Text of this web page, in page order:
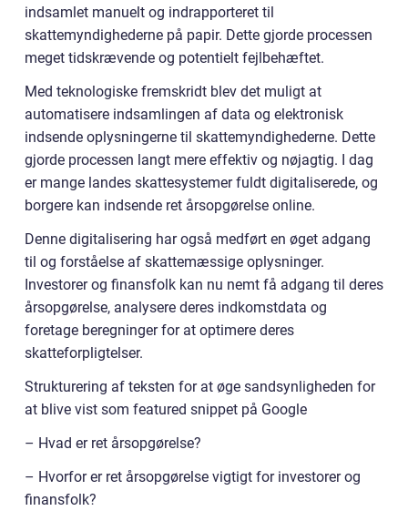
indsamlet manuelt og indrapporteret til
skattemyndighederne på papir. Dette gjorde processen
meget tidskrævende og potentielt fejlbehæftet.
Med teknologiske fremskridt blev det muligt at
automatisere indsamlingen af data og elektronisk
indsende oplysningerne til skattemyndighederne. Dette
gjorde processen langt mere effektiv og nøjagtig. I dag
er mange landes skattesystemer fuldt digitaliserede, og
borgere kan indsende ret årsopgørelse online.
Denne digitalisering har også medført en øget adgang
til og forståelse af skattemæssige oplysninger.
Investorer og finansfolk kan nu nemt få adgang til deres
årsopgørelse, analysere deres indkomstdata og
foretage beregninger for at optimere deres
skatteforpligtelser.
Strukturering af teksten for at øge sandsynligheden for
at blive vist som featured snippet på Google
– Hvad er ret årsopgørelse?
– Hvorfor er ret årsopgørelse vigtigt for investorer og
finansfolk?